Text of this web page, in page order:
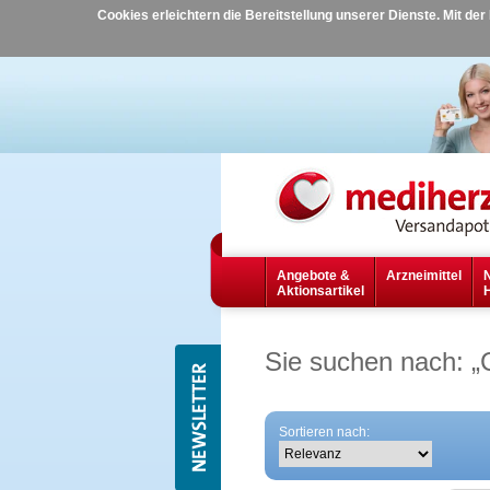
Cookies erleichtern die Bereitstellung unserer Dienste. Mit
Angebote &
Aktionsartikel
Arzneimittel
Sie suchen nach: „
Sortieren nach: